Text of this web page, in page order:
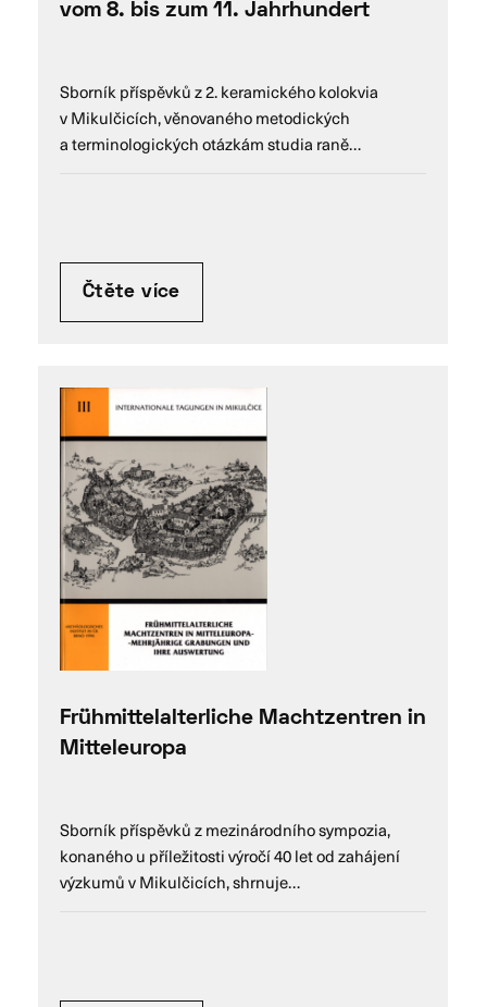
vom 8. bis zum 11. Jahrhundert
Sborník příspěvků z 2. keramického kolokvia
v Mikulčicích, věnovaného metodických
a terminologických otázkám studia raně…
Čtěte více
Frühmittelalterliche Machtzentren in
Mitteleuropa
Sborník příspěvků z mezinárodního sympozia,
konaného u příležitosti výročí 40 let od zahájení
výzkumů v Mikulčicích, shrnuje…